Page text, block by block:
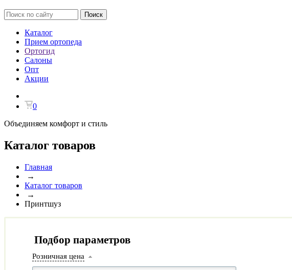
Каталог
Прием ортопеда
Ортогид
Салоны
Опт
Акции
0
Объединяем комфорт и стиль
Каталог товаров
Главная
→
Каталог товаров
→
Принтшуз
Подбор параметров
Розничная цена